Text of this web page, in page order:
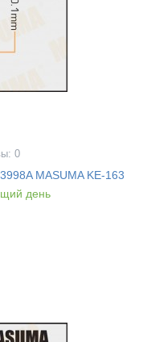
0
MASUMA KE-163
день